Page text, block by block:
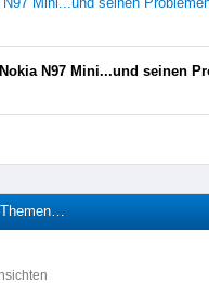
N97 Mini...und seinen
Themen…